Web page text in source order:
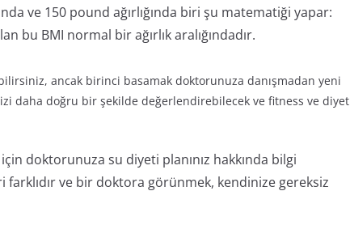
ve 150 pound ağırlığında biri şu matematiği yapar:
bu BMI normal bir ağırlık aralığındadır.
ancak birinci basamak doktorunuza danışmadan yeni
daha doğru bir şekilde değerlendirebilecek ve fitness ve diyet
doktorunuza su diyeti planınız hakkında bilgi
ve bir doktora görünmek, kendinize gereksiz